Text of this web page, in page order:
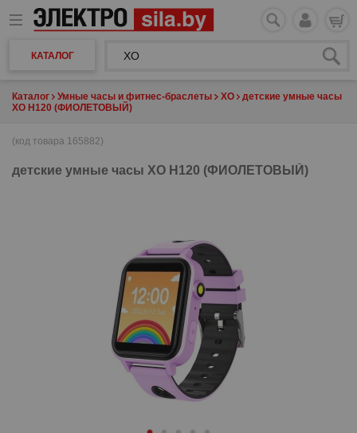
КАТАЛОГ
Каталог Умные часы и фитнес-браслеты XO
детские умные часы
XO H120 (ФИОЛЕТОВЫЙ)
(код товара 165882)
детские умные часы XO H120 (ФИОЛЕТОВЫЙ)